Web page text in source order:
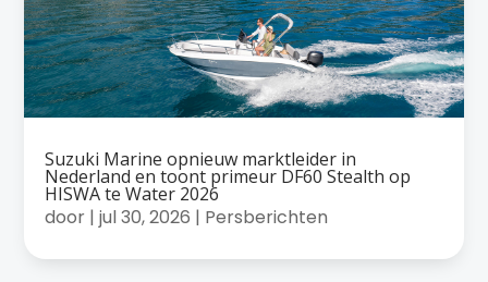
Suzuki Marine opnieuw marktleider in
Nederland en toont primeur DF60 Stealth op
HISWA te Water 2026
door |jul 30, 2026 | Persberichten